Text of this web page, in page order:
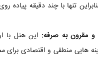
تنها با چند دقیقه پیاده
مقرون به صرفه: این هتل با
هایی منطقی و اقتصادی برای